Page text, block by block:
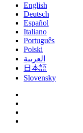
English
Deutsch
Español
Italiano
Português
Polski
العربية
日本語
Slovensky